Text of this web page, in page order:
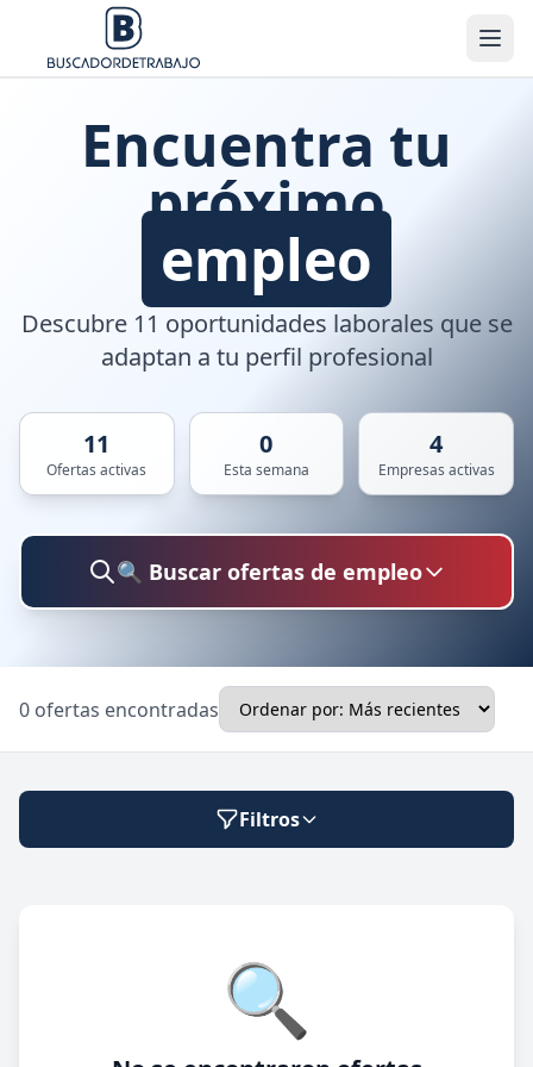
Encuentra tu
próximo
empleo
Descubre 11 oportunidades laborales que se
adaptan a tu perfil profesional
11
Ofertas activas
0
Esta semana
4
Empresas activas
🔍 Buscar ofertas de empleo
Ubicación
🔍 Buscar
0 ofertas encontradas
Filtros
Modalidad de trabajo🔍